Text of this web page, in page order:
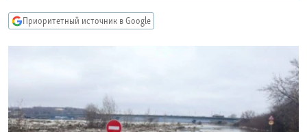
Вернутся
КАВКАЗ.РЕАЛИИ
РАСПИСАНИЕ ВЕЩАНИЯ
Приоритетный источник в Google